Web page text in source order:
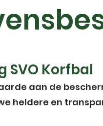
SVO Korfbal
aan de
heldere en